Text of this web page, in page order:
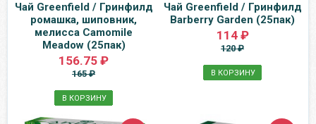
Чай Greenfield / Гринфилд
ромашка, шиповник,
мелисса Camomile
Meadow (25пак)
156.75 ₽
165 ₽
В КОРЗИНУ
Чай Greenfield / Гринфилд
Barberry Garden (25пак)
114 ₽
120 ₽
В КОРЗИНУ